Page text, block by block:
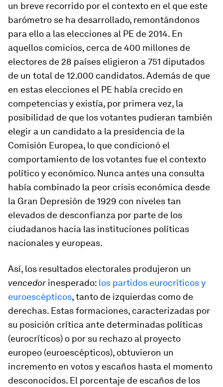
un breve recorrido por el contexto en el que este
barómetro se ha desarrollado, remontándonos
para ello a las elecciones al PE de 2014. En
aquellos comicios, cerca de 400 millones de
electores de 28 países eligieron a 751 diputados
de un total de 12.000 candidatos. Además de que
en estas elecciones el PE había crecido en
competencias y existía, por primera vez, la
posibilidad de que los votantes pudieran también
elegir a un candidato a la presidencia de la
Comisión Europea, lo que condicionó el
comportamiento de los votantes fue el contexto
político y económico. Nunca antes una consulta
había combinado la peor crisis económica desde
la Gran Depresión de 1929 con niveles tan
elevados de desconfianza por parte de los
ciudadanos hacia las instituciones políticas
nacionales y europeas.
Así, los resultados electorales produjeron un
vencedorinesperado: los partidos eurocríticos y
euroescépticos, tanto de izquierdas como de
derechas. Estas formaciones, caracterizadas por
su posición crítica ante determinadas políticas
(eurocríticos) o por su rechazo al proyecto
europeo (euroescépticos), obtuvieron un
incremento en votos y escaños hasta el momento
desconocidos. El porcentaje de escaños de los